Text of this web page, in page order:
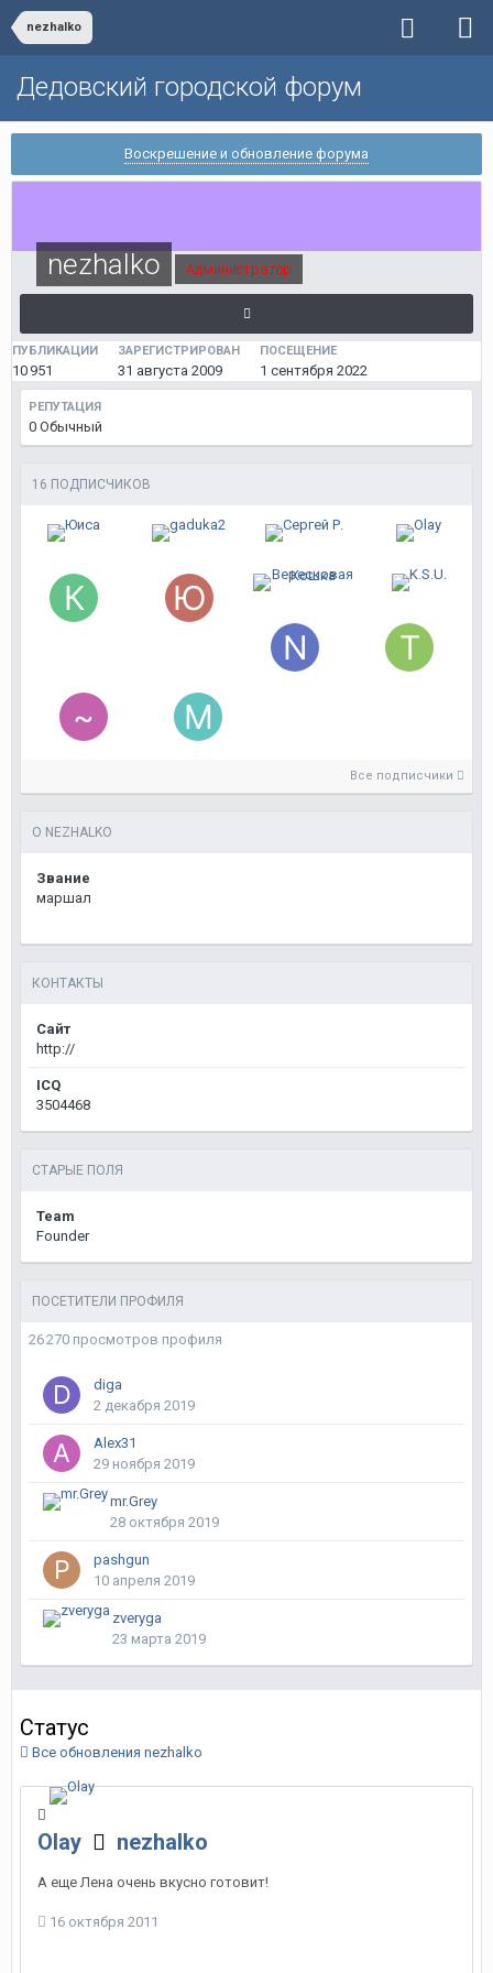
nezhalko
Дедовский городской форум
Воскрешение и обновление форума
nezhalko Администратор
ПУБЛИКАЦИИ
10 951
ЗАРЕГИСТРИРОВАН
31 августа 2009
ПОСЕЩЕНИЕ
1 сентября 2022
РЕПУТАЦИЯ
0 Обычный
16 ПОДПИСЧИКОВ
Все подписчики
О NEZHALKO
Звание
маршал
КОНТАКТЫ
Сайт
http://
ICQ
3504468
СТАРЫЕ ПОЛЯ
Team
Founder
ПОСЕТИТЕЛИ ПРОФИЛЯ
26 270 просмотров профиля
diga
2 декабря 2019
Alex31
29 ноября 2019
mr.Grey
28 октября 2019
pashgun
10 апреля 2019
zveryga
23 марта 2019
Статус
Все обновления nezhalko
Olay nezhalko
А еще Лена очень вкусно готовит!
16 октября 2011